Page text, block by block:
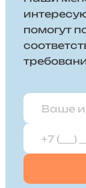
помогут